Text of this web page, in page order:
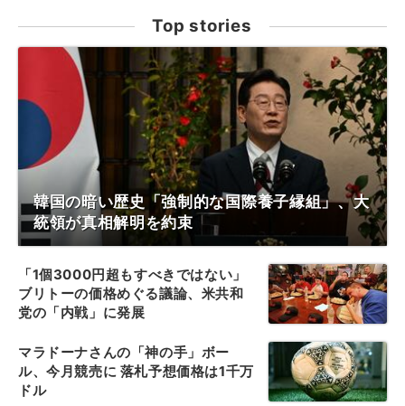
Top stories
韓国の暗い歴史「強制的な国際養子縁組」、大
統領が真相解明を約束
「1個3000円超もすべきではない」
ブリトーの価格めぐる議論、米共和
党の「内戦」に発展
マラドーナさんの「神の手」ボー
ル、今月競売に 落札予想価格は1千万
ドル